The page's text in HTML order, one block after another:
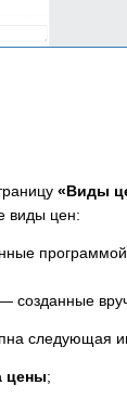
«Виды
виды цен:
программой
созданные
следующая
цены;